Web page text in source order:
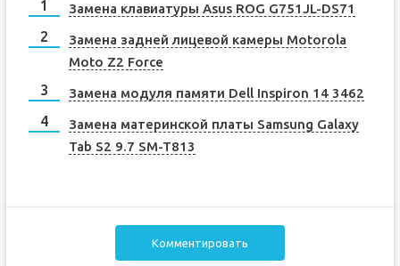
Замена клавиатуры Asus ROG G751JL-DS71
Замена задней лицевой камеры Motorola
Moto Z2 Force
Замена модуля памяти Dell Inspiron 14 3462
Замена материнской платы Samsung Galaxy
Tab S2 9.7 SM-T813
Комментировать